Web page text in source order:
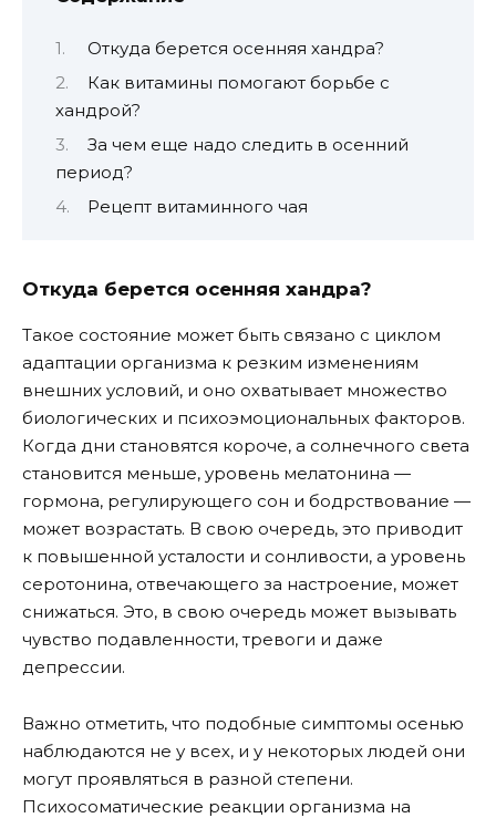
Откуда берется осенняя хандра?
Как витамины помогают борьбе с
хандрой?
За чем еще надо следить в осенний
период?
Рецепт витаминного чая
Откуда берется осенняя хандра?
Такое состояние может быть связано с циклом
адаптации организма к резким изменениям
внешних условий, и оно охватывает множество
биологических и психоэмоциональных факторов.
Когда дни становятся короче, а солнечного света
становится меньше, уровень мелатонина —
гормона, регулирующего сон и бодрствование —
может возрастать. В свою очередь, это приводит
к повышенной усталости и сонливости, а уровень
серотонина, отвечающего за настроение, может
снижаться. Это, в свою очередь может вызывать
чувство подавленности, тревоги и даже
депрессии.
Важно отметить, что подобные симптомы осенью
наблюдаются не у всех, и у некоторых людей они
могут проявляться в разной степени.
Психосоматические реакции организма на